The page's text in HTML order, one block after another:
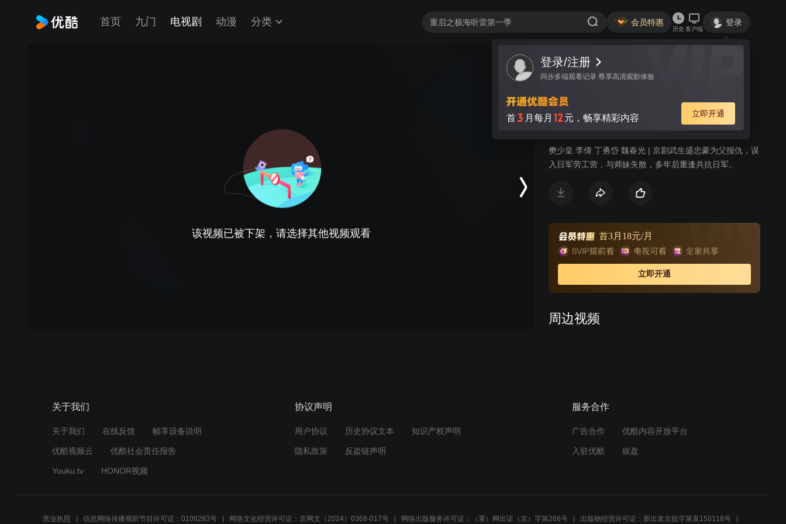
首页 九门 电视剧 动漫 分类 会员特惠
历史 客户端
登录
登录/注册
同步多端观看记录 尊享高清观影体验
首3 月每月 12元，畅享精彩内容 立即开通
该视频已被下架，请选择其他视频观看
视频 讨论
一剑横空
樊少皇 李倩 丁勇岱 魏春光 | 京剧武生盛忠豪为父报仇，误
入日军劳工营，与师妹失散，多年后重逢共抗日军。
首3月18元/月
立即开通
周边视频
02:58
关于我们
关于我们 在线反馈 帧享设备说明
优酷视频云 优酷社会责任报告
Youku.tv HONOR视频
协议声明
用户协议 历史协议文本 知识产权声明
隐私政策 反盗链声明
服务合作
广告合作 优酷内容开放平台
入驻优酷 娱盘
营业执照 信息网络传播视听节目许可证：0108283号 网络文化经营许可证：京网文（2024）0368-017号 网络出版服务许可证：（署）网出证（京）字第266号 出版物经营许可证：新出发京批字第直150118号